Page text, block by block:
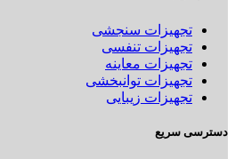
تجهیزات سنجشی
تجهیزات تنفسی
تجهیزات معاینه
تجهیزات توانبخشی
تجهیزات زیبایی
دسترسی سریع